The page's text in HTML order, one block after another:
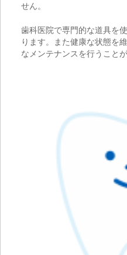
せん。
歯科医院で専門的な道具を
ります。また健康な状態を
なメンテナンスを行うことが